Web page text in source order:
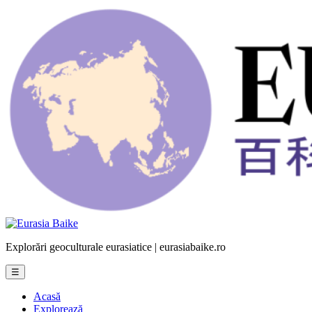
Explorări geoculturale eurasiatice | eurasiabaike.ro
☰
Acasă
Explorează